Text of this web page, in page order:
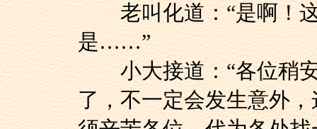
老叫化道：“是啊！这
是……”
小大接道：“各位稍安
了，不一定会发生意外